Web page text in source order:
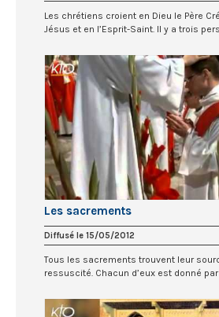
Les chrétiens croient en Dieu le Père
Jésus et en l’Esprit-Saint. Il y a trois
Les sacrements
Diffusé le 15/05/2012
Tous les sacrements trouvent leur
ressuscité. Chacun d’eux est donné